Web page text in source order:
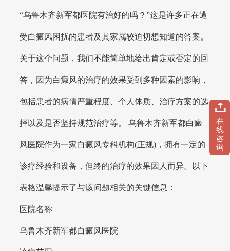
“乌鲁木齐新军都医院有治好的吗？”这是许多正在遭
受白癜风困扰的患者及其家属较迫切想知道的答案。
关于这个问题，我们不能简单地给出肯定或否定的回
答，因为白癜风的治疗的效果受到多种因素的影响，
包括患者的病情严重程度、个人体质、治疗方案的选
择以及是否坚持规范治疗等。 乌鲁木齐新军都白癜
风医院作为一家白癜风专科机构(正规)，拥有一定的
诊疗经验和设备，但终的治疗的效果因人而异。以下
表格温馨提示了与该问题相关的关键信息：
医院名称
乌鲁木齐新军都白癜风医院
在
线
咨
询